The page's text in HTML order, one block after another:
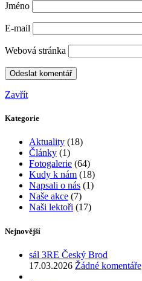
Jméno
E-mail
Webová stránka
Zavřít
Kategorie
Aktuality (18)
Články (1)
Fotogalerie (64)
Kudy k nám (18)
Napsali o nás (1)
Naše akce (7)
Naši lektoři (17)
Nejnovější
sál 3RE Český Brod
17.03.2026 Žádné komentáře